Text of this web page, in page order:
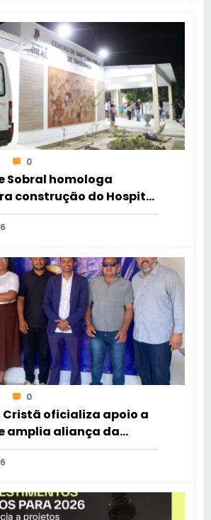
0
Sobral homologa
construção do Hospital
0
Cristã oficializa apoio a
amplia aliança da